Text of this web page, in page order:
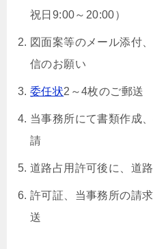
祝日9:00～20:00）
図面案等のメール添付
信のお願い
委任状2～4枚のご郵送
当事務所にて書類作成
請
道路占用許可後に、道
許可証、当事務所の請
送